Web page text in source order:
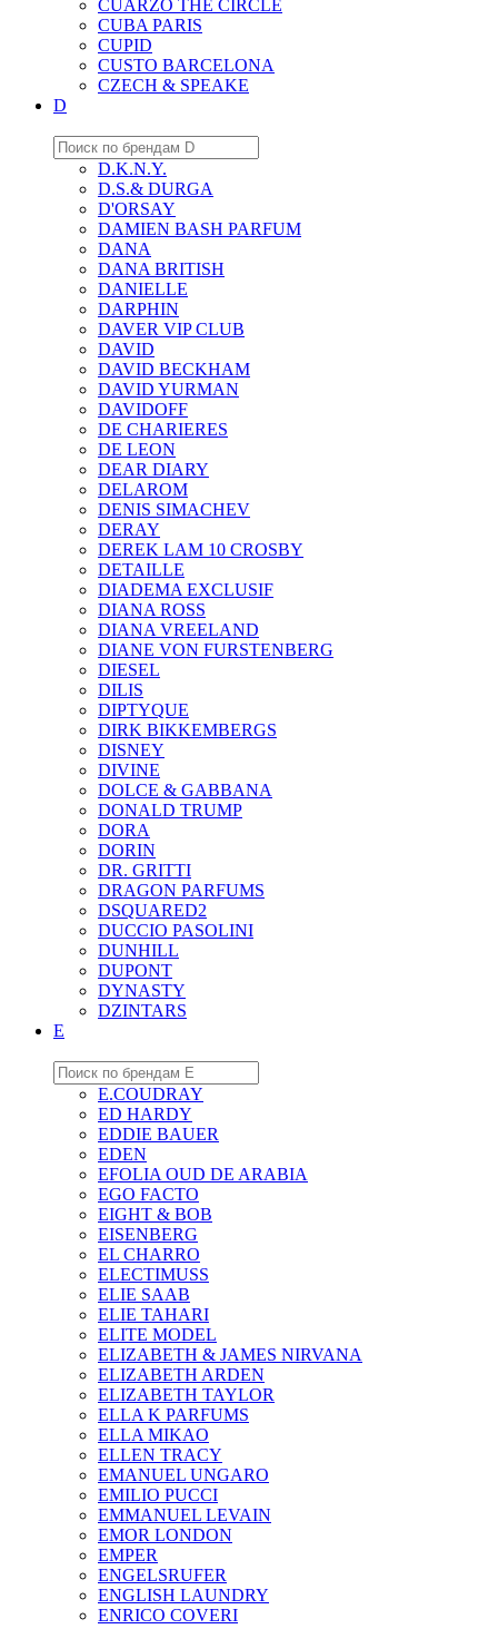
CUARZO THE CIRCLE
CUBA PARIS
CUPID
CUSTO BARCELONA
CZECH & SPEAKE
D
D.K.N.Y.
D.S.& DURGA
D'ORSAY
DAMIEN BASH PARFUM
DANA
DANA BRITISH
DANIELLE
DARPHIN
DAVER VIP CLUB
DAVID
DAVID BECKHAM
DAVID YURMAN
DAVIDOFF
DE CHARIERES
DE LEON
DEAR DIARY
DELAROM
DENIS SIMACHEV
DERAY
DEREK LAM 10 CROSBY
DETAILLE
DIADEMA EXCLUSIF
DIANA ROSS
DIANA VREELAND
DIANE VON FURSTENBERG
DIESEL
DILIS
DIPTYQUE
DIRK BIKKEMBERGS
DISNEY
DIVINE
DOLCE & GABBANA
DONALD TRUMP
DORA
DORIN
DR. GRITTI
DRAGON PARFUMS
DSQUARED2
DUCCIO PASOLINI
DUNHILL
DUPONT
DYNASTY
DZINTARS
E
E.COUDRAY
ED HARDY
EDDIE BAUER
EDEN
EFOLIA OUD DE ARABIA
EGO FACTO
EIGHT & BOB
EISENBERG
EL CHARRO
ELECTIMUSS
ELIE SAAB
ELIE TAHARI
ELITE MODEL
ELIZABETH & JAMES NIRVANA
ELIZABETH ARDEN
ELIZABETH TAYLOR
ELLA K PARFUMS
ELLA MIKAO
ELLEN TRACY
EMANUEL UNGARO
EMILIO PUCCI
EMMANUEL LEVAIN
EMOR LONDON
EMPER
ENGELSRUFER
ENGLISH LAUNDRY
ENRICO COVERI